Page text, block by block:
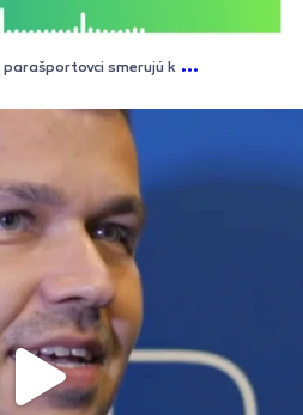
parašportovci smerujú k ...
a športovci.“ Novozvolený predseda
Tomáš Varga hodnotí prvé pocity po
na úpravu vnútorných procesov a jasné
a užšiu spoluprácu so športovými
či SOŠV. 🗳️🇸🇰
#tomasvarga #parasport